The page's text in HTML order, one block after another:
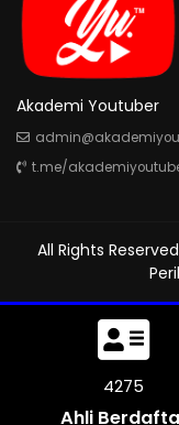
Akademi Youtuber
t.me/
All Rights
4755
Ahli